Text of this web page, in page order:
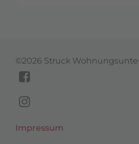
©2026 Struck
Struck
von
Navigation
Impressum